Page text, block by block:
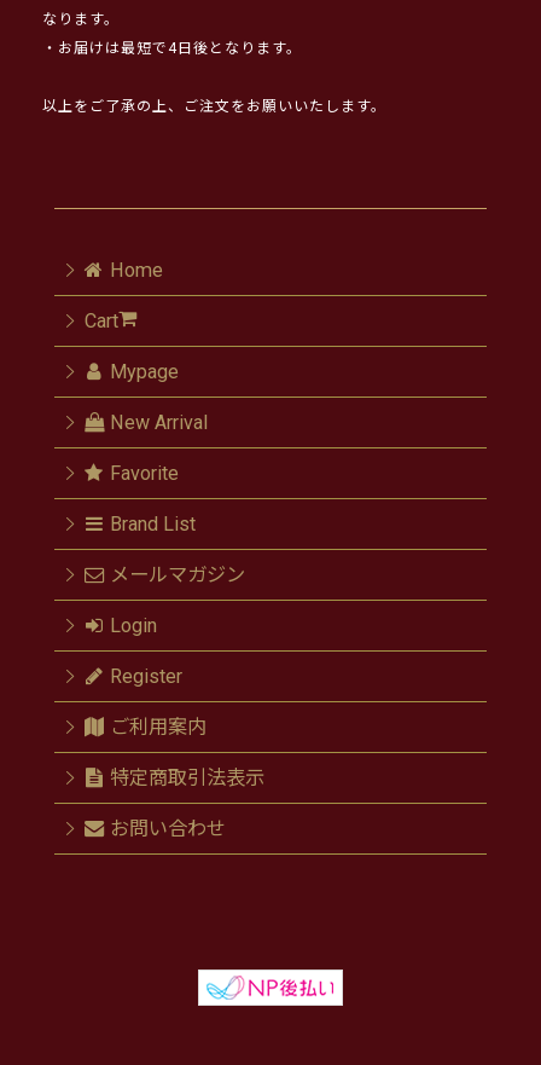
なります。
・お届けは最短で4日後となります。
以上をご了承の上、ご注文をお願いいたします。
Home
Cart
Mypage
New Arrival
Favorite
Brand List
メールマガジン
Login
Register
ご利用案内
特定商取引法表示
お問い合わせ